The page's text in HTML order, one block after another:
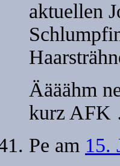
aktuellen
Äääähm
kurz
Pe am 15.